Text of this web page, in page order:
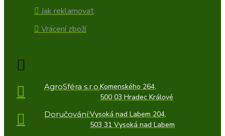
Jak reklamovat
Vrácení zboží
AgroSféra s.r.o.Komenského 264,
500 03 Hradec Králové
Doručování:Vysoká nad Labem 204,
503 31 Vysoká nad Labem